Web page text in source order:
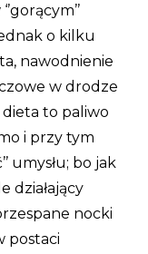
o kilku
nawodnienie
w drodze
dieta to paliwo
i przy tym
umysłu; bo jak
działający
nocki
postaci